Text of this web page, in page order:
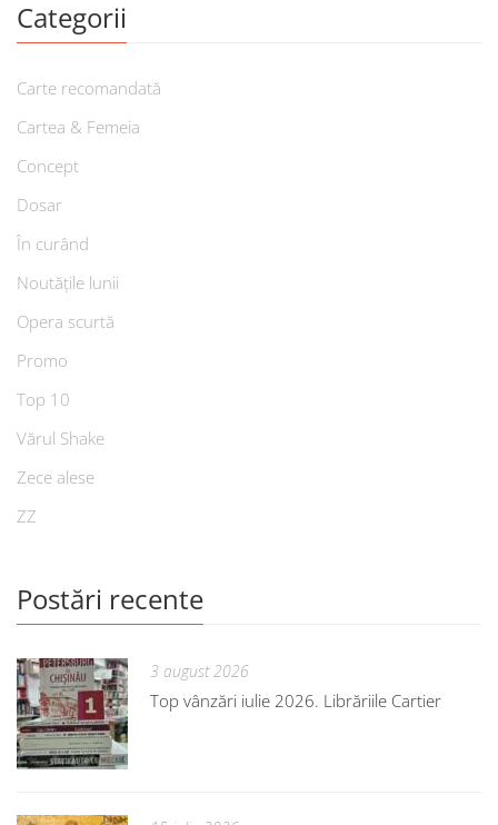
Categorii
Carte recomandată
Cartea & Femeia
Concept
Dosar
În curând
Noutățile lunii
Opera scurtă
Promo
Top 10
Vărul Shake
Zece alese
ZZ
Postări recente
3 august 2026
Top vânzări iulie 2026. Librăriile Cartier